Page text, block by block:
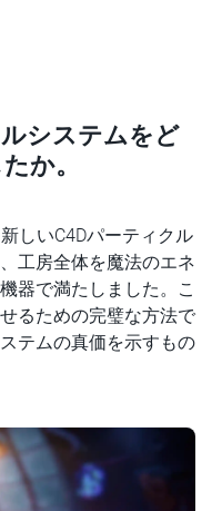
システムをど
か。
しいC4Dパーティクル
工房全体を魔法のエネ
器で満たしました。こ
るための完璧な方法で
テムの真価を示すもの